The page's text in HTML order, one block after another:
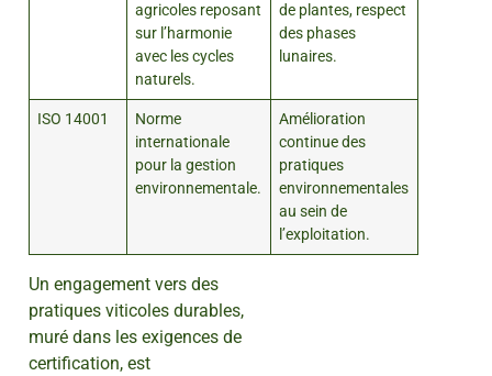
agricoles reposant
sur l’harmonie
avec les cycles
naturels.
de plantes, respect
des phases
lunaires.
ISO 14001
Norme
internationale
pour la gestion
environnementale.
Amélioration
continue des
pratiques
environnementales
au sein de
l’exploitation.
Un engagement vers des
pratiques viticoles durables,
muré dans les exigences de
certification, est